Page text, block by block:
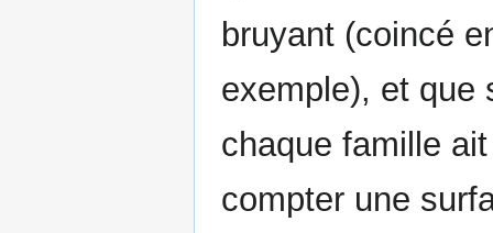
bruyant (coincé
exemple), et que
chaque famille
compter une